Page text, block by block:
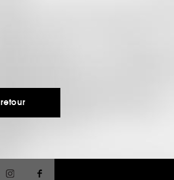
retour